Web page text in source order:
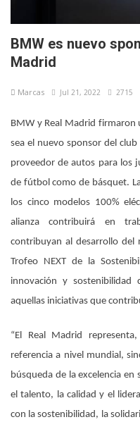
BMW es nuevo
Madrid
Marcas Jul 21, 2022 2715
BMW y Real Madrid firmaron
sea el nuevo sponsor del
proveedor de autos para los
de fútbol como de básquet.
los cinco modelos 100%
alianza contribuirá en
contribuyan al desarrollo del
Trofeo NEXT de la
innovación y
aquellas iniciativas que
“El Real Madrid
referencia a nivel mundial,
búsqueda de la excelencia en
el talento, la calidad y el
con la sostenibilidad, la